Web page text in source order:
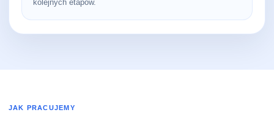
kolejnych etapów.
JAK PRACUJEMY